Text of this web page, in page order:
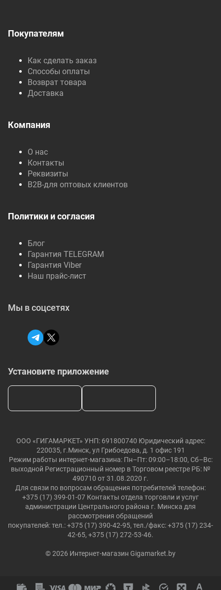
Покупателям
Как сделать заказ
Способы оплаты
Возврат товара
Доставка
Компания
О нас
Контакты
Реквизиты
B2B-для оптовых клиентов
Политики и согласия
Блог
Гарантия TELEGRAM
Гарантия Viber
Наш прайс-лист
Установите приложение
Мы в соцсетях
ООО «ГИГАМАРКЕТ» УНП: 691800740 Юридический адрес:
220035, г.Минск, ул Грибоедова, д. 1 офис 191
Режим работы интернет-магазина: Пн–Пт: 09:00–18:00, Сб–Вс:
выходной Регистрационный номер в Торговом реестре РБ: №
490710 от 31.08.2020 г.
Для связи по вопросам обращения потребителей телефон:
+375 (17) 399-01-07 Контакты отдела торговли и услуг
администрации Центрального района г. Минска для
рассмотрения обращений
покупателей: тел.: +375 (17) 390-42-95, тел./факс: +375 (17) 234-
42-65, +375 (17) 272-53-46.
© 2026 Интернет-магазин Gigamarket.by